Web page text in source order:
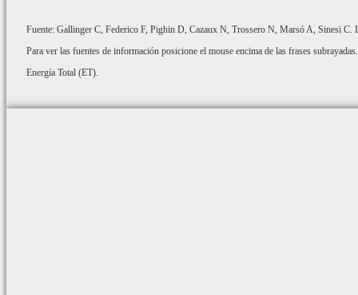
Fuente: Gallinger C, Federico F, Pighin D, Cazaux N, Trossero N, Marsó A, Sinesi
Para ver las fuentes de información posicione el mouse encima de las frases subrayadas.
Energía Total (ET).